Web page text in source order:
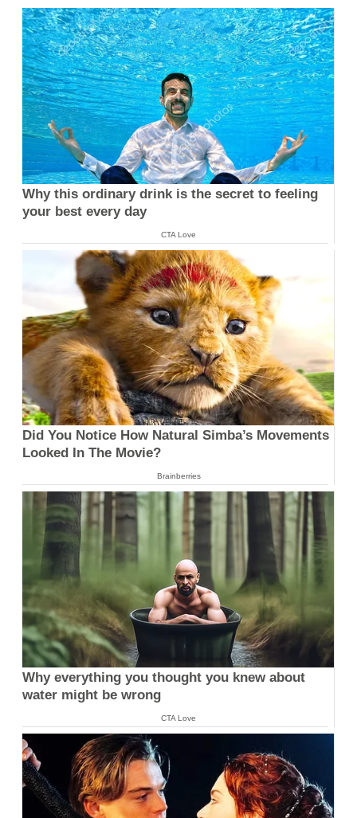
Why this ordinary drink is the secret to feeling
your best every day
CTA Love
Did You Notice How Natural Simba’s Movements
Looked In The Movie?
Brainberries
Why everything you thought you knew about
water might be wrong
CTA Love